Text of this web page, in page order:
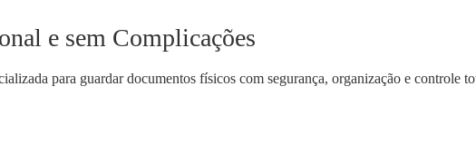
e sem Complicações
para guardar documentos físicos com segurança, organização e controle